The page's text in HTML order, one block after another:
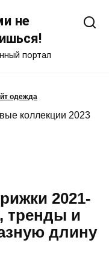
не
портал
одежда
коллекции 2023
2021-
тренды и
длину